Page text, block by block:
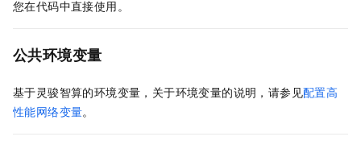
您在代码中直接使用。
公共环境变量
基于灵骏智算的环境变量，关于环境变量的说明，请参见配置高
性能网络变量。